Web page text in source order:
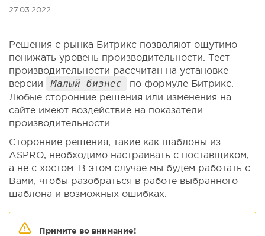
27.03.2022
Решения с рынка Битрикс позволяют ощутимо
понижать уровень производительности. Тест
производительности рассчитан на установке
версии
Малый бизнес
по формуле Битрикс.
Любые сторонние решения или изменения на
сайте имеют воздействие на показатели
производительности.
Сторонние решения, такие как шаблоны из
ASPRO, необходимо настраивать с поставщиком,
а не с хостом. В этом случае мы будем работать с
Вами, чтобы разобраться в работе выбранного
шаблона и возможных ошибках.
Примите во внимание!